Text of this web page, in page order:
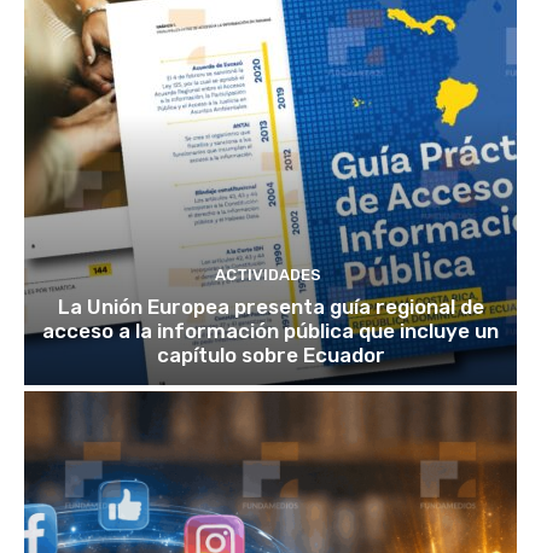
ACTIVIDADES
La Unión Europea presenta guía regional de
acceso a la información pública que incluye un
capítulo sobre Ecuador